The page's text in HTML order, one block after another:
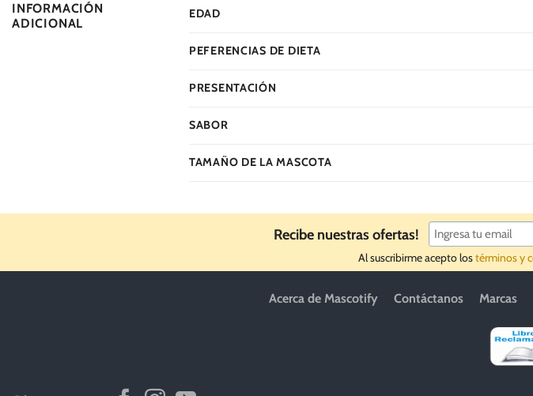
INFORMACIÓN
ADICIONAL
EDAD
PEFERENCIAS DE DIETA
PRESENTACIÓN
SABOR
TAMAÑO DE LA MASCOTA
Recibe nuestras ofertas!
Al suscribirme acepto lostérminos y
Acerca de Mascotify Contáctanos Marcas